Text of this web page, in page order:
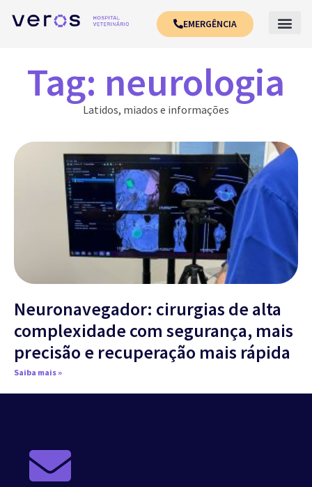
EMERGÊNCIA
Tag: neurologia
Latidos, miados e informações
Neuronavegador: cirurgias de alta
complexidade com segurança, mais
precisão e recuperação mais rápida
Saiba mais »